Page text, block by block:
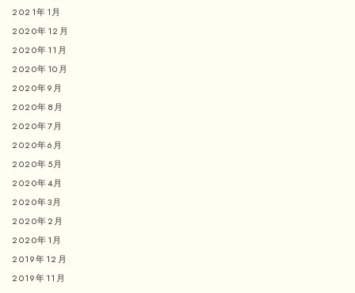
2021年1月
2020年12月
2020年11月
2020年10月
2020年9月
2020年8月
2020年7月
2020年6月
2020年5月
2020年4月
2020年3月
2020年2月
2020年1月
2019年12月
2019年11月